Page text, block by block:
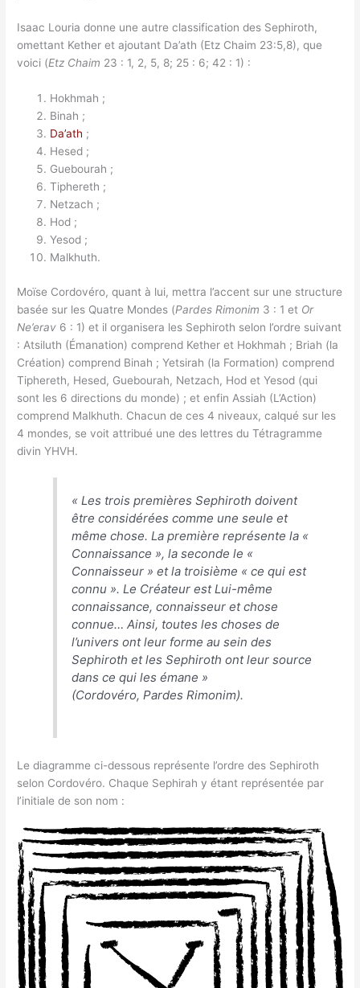
Isaac Louria donne une autre classification des Sephiroth,
omettant Kether et ajoutant Da’ath (Etz Chaim 23:5,8), que
voici (Etz Chaim 23 : 1, 2, 5, 8; 25 : 6; 42 : 1) :
Hokhmah ;
Binah ;
Da’ath ;
Hesed ;
Guebourah ;
Tiphereth ;
Netzach ;
Hod ;
Yesod ;
Malkhuth.
Moïse Cordovéro, quant à lui, mettra l’accent sur une structure
basée sur les Quatre Mondes (Pardes Rimonim 3 : 1 et Or
Ne’erav 6 : 1) et il organisera les Sephiroth selon l’ordre suivant
: Atsiluth (Émanation) comprend Kether et Hokhmah ; Briah (la
Création) comprend Binah ; Yetsirah (la Formation) comprend
Tiphereth, Hesed, Guebourah, Netzach, Hod et Yesod (qui
sont les 6 directions du monde) ; et enfin Assiah (L’Action)
comprend Malkhuth. Chacun de ces 4 niveaux, calqué sur les
4 mondes, se voit attribué une des lettres du Tétragramme
divin YHVH.
«Les trois premières Sephiroth doivent
être considérées comme une seule et
même chose. La première représente la «
Connaissance », la seconde le «
Connaisseur » et la troisième « ce qui est
connu ». Le Créateur est Lui-même
connaissance, connaisseur et chose
connue… Ainsi, toutes les choses de
l’univers ont leur forme au sein des
Sephiroth et les Sephiroth ont leur source
dans ce qui les émane »
(Cordovéro,Pardes Rimonim).
Le diagramme ci-dessous représente l’ordre des Sephiroth
selon Cordovéro. Chaque Sephirah y étant représentée par
l’initiale de son nom :